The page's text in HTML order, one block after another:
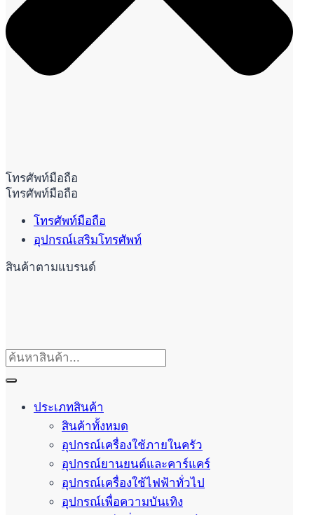
โทรศัพท์มือถือ
โทรศัพท์มือถือ
โทรศัพท์มือถือ
อุปกรณ์เสริมโทรศัพท์
สินค้าตามแบรนด์
ประเภทสินค้า
สินค้าทั้งหมด
อุปกรณ์เครื่องใช้ภายในครัว
อุปกรณ์ยานยนต์และคาร์แคร์
อุปกรณ์เครื่องใช้ไฟฟ้าทั่วไป
อุปกรณ์เพื่อความบันเทิง